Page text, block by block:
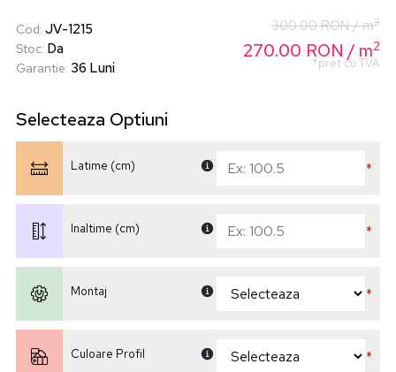
Cod: JV-1215
Stoc: Da
Garantie: 36 Luni
300.00 RON/ m2
270.00 RON / m2
*pret cu TVA
Selecteaza Optiuni
Latime (cm) *
Inaltime (cm) *
Montaj *
Culoare Profil *